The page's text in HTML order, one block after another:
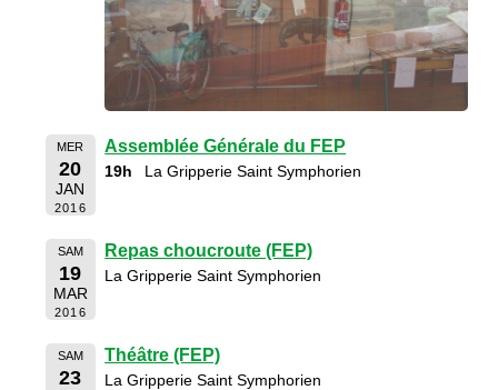
MER
20
JAN
2016
Assemblée Générale du FEP
19h La Gripperie Saint Symphorien
SAM
19
MAR
2016
Repas choucroute (FEP)
La Gripperie Saint Symphorien
SAM
23
Théâtre (FEP)
La Gripperie Saint Symphorien